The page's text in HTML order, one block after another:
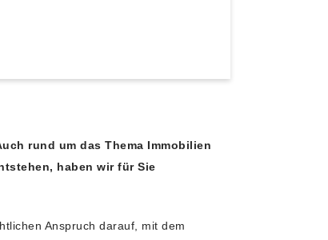
rund um das Thema Immobilien
haben wir für Sie
Anspruch darauf, mit dem